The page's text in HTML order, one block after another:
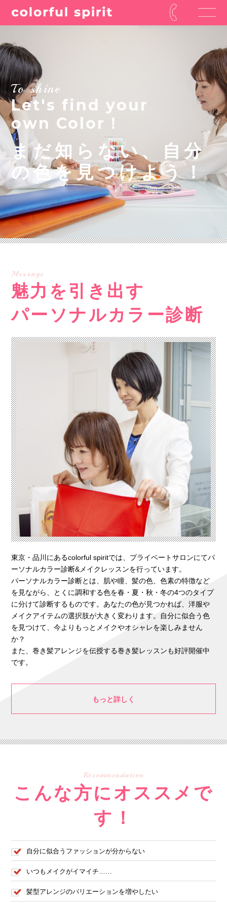
To shine
Let's find your
own Color！
まだ知らない、自分
の色を見つけよう！
Message
魅力を引き出す
パーソナルカラー診断
東京・品川にあるcolorful spiritでは、プライベートサロンにてパ
ーソナルカラー診断&メイクレッスンを行っています。
パーソナルカラー診断とは、肌や瞳、髪の色、色素の特徴など
を見ながら、とくに調和する色を春・夏・秋・冬の4つのタイプ
に分けて診断するものです。あなたの色が見つかれば、洋服や
メイクアイテムの選択肢が大きく変わります。自分に似合う色
を見つけて、今よりもっとメイクやオシャレを楽しみません
か？
また、巻き髪アレンジを伝授する巻き髪レッスンも好評開催中
です。
もっと詳しく
Recommendation
こんな方にオススメで
す！
自分に似合うファッションが分からない
いつもメイクがイマイチ……
髪型アレンジのバリエーションを増やしたい